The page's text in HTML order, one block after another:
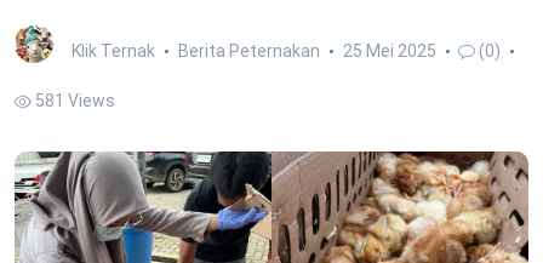
Klik Ternak Berita Peternakan 25 Mei 2025 (0)
581 Views